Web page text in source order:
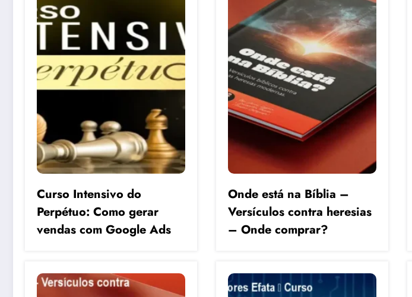
Curso Intensivo do
Perpétuo: Como gerar
vendas com Google Ads
Onde está na Bíblia –
Versículos contra heresias
– Onde comprar?